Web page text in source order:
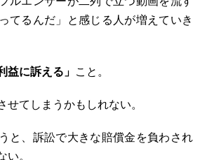
てるんだ」と感じる人が増えていき
益に訴える」 こと。
せてしまうかもしれない。
と、訴訟で大きな賠償金を負わされ
い。